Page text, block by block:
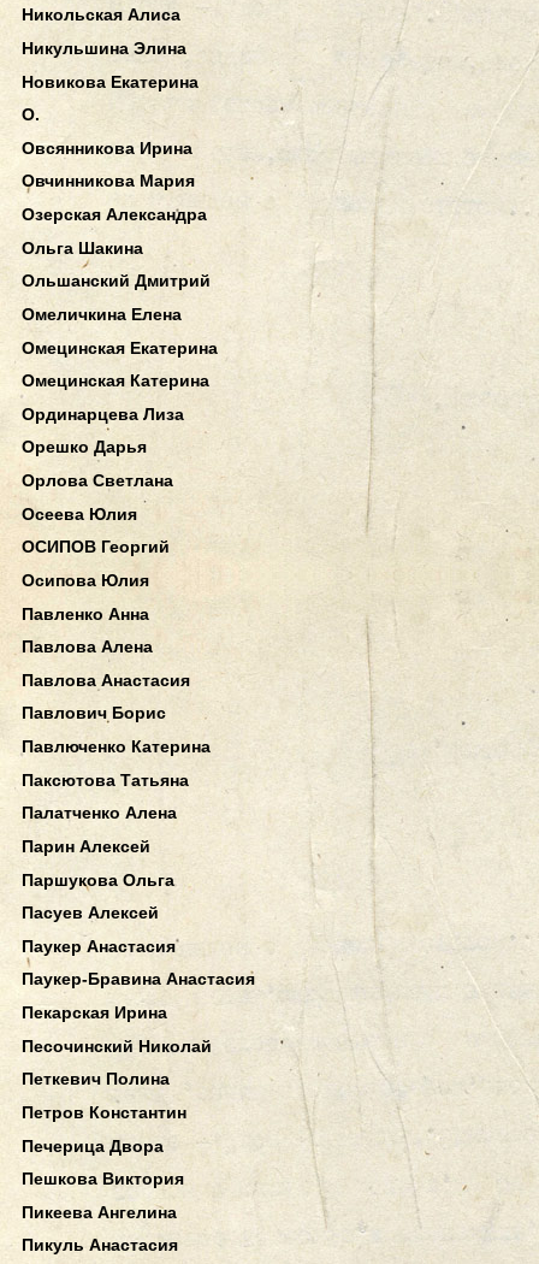
Никольская Алиса
Никульшина Элина
Новикова Екатерина
О.
Овсянникова Ирина
Овчинникова Мария
Озерская Александра
Ольга Шакина
Ольшанский Дмитрий
Омеличкина Елена
Омецинская Екатерина
Омецинская Катерина
Ординарцева Лиза
Орешко Дарья
Орлова Светлана
Осеева Юлия
ОСИПОВ Георгий
Осипова Юлия
Павленко Анна
Павлова Алена
Павлова Анастасия
Павлович Борис
Павлюченко Катерина
Паксютова Татьяна
Палатченко Алена
Парин Алексей
Паршукова Ольга
Пасуев Алексей
Паукер Анастасия
Паукер-Бравина Анастасия
Пекарская Ирина
Песочинский Николай
Петкевич Полина
Петров Константин
Печерица Двора
Пешкова Виктория
Пикеева Ангелина
Пикуль Анастасия